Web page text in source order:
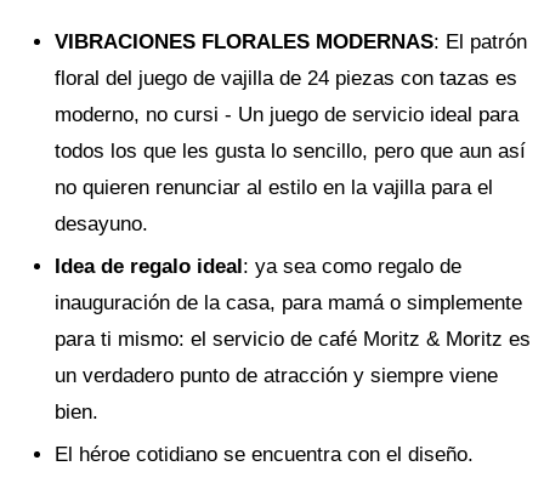
VIBRACIONES FLORALES MODERNAS: El patrón
floral del juego de vajilla de 24 piezas con tazas es
moderno, no cursi - Un juego de servicio ideal para
todos los que les gusta lo sencillo, pero que aun así
no quieren renunciar al estilo en la vajilla para el
desayuno.
Idea de regalo ideal: ya sea como regalo de
inauguración de la casa, para mamá o simplemente
para ti mismo: el servicio de café Moritz & Moritz es
un verdadero punto de atracción y siempre viene
bien.
El héroe cotidiano se encuentra con el diseño.